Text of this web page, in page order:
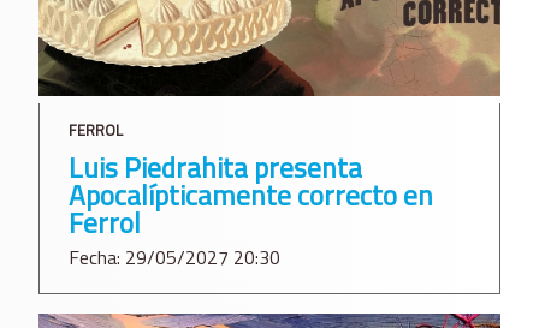
FERROL
Luis Piedrahita presenta
Apocalípticamente correcto en
Ferrol
Fecha: 29/05/2027 20:30